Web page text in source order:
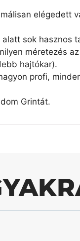
elégedett
sok hasznos
méretezés
hajtókar).
profi,
Grintát.